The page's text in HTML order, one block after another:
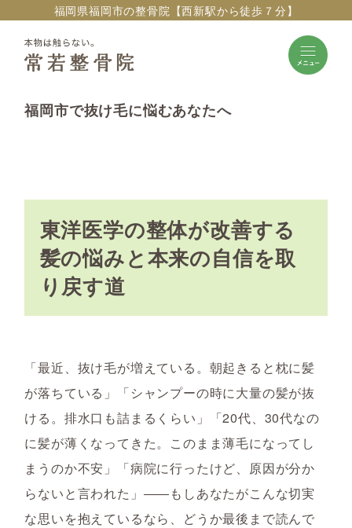
福岡県福岡市の整骨院【西新駅から徒歩７分】
福岡市で抜け毛に悩むあなたへ
東洋医学の整体が改善する
髪の悩みと本来の自信を取
り戻す道
「最近、抜け毛が増えている。朝起きると枕に髪
が落ちている」「シャンプーの時に大量の髪が抜
ける。排水口も詰まるくらい」「20代、30代なの
に髪が薄くなってきた。このまま薄毛になってし
まうのか不安」「病院に行ったけど、原因が分か
らないと言われた」――もしあなたがこんな切実
な思いを抱えているなら、どうか最後まで読んで